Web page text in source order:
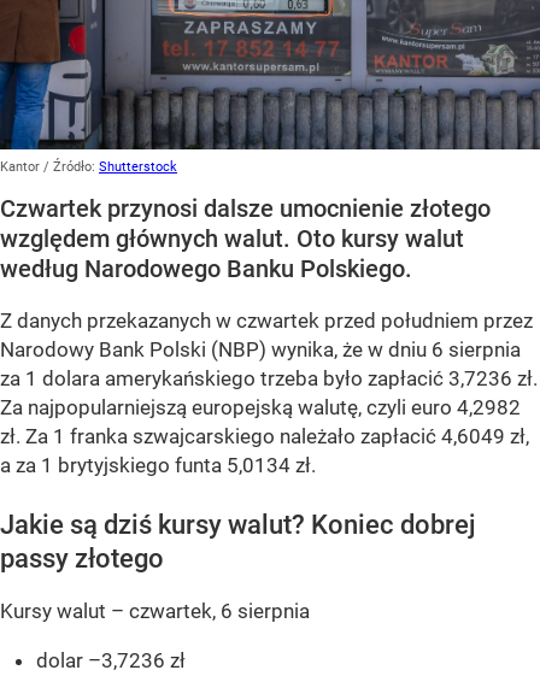
Kantor / Źródło: Shutterstock
Czwartek przynosi dalsze umocnienie złotego
względem głównych walut. Oto kursy walut
według Narodowego Banku Polskiego.
Z danych przekazanych w czwartek przed południem przez
Narodowy Bank Polski (NBP) wynika, że w dniu 6 sierpnia
za 1 dolara amerykańskiego trzeba było zapłacić 3,7236 zł.
Za najpopularniejszą europejską walutę, czyli euro 4,2982
zł. Za 1 franka szwajcarskiego należało zapłacić 4,6049 zł,
a za 1 brytyjskiego funta 5,0134 zł.
Jakie są dziś kursy walut? Koniec dobrej
passy złotego
Kursy walut – czwartek, 6 sierpnia
dolar –3,7236 zł